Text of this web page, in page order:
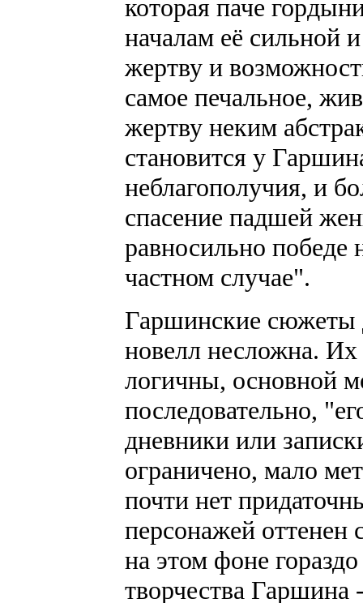
которая паче
началам её сильной
жертву и
самое печальное,
жертву неким
становится у
неблагополучия, и
спасение падшей
равносильно
частном случае".
Гаршинские сюжеты
новелл несложна. Их
логичны, основной
последовательно,
дневники или
ограничено, мало
почти нет
персонажей
на этом фоне
творчества